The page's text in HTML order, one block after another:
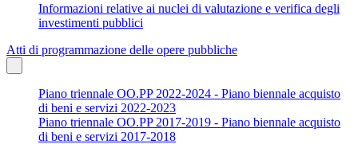
Informazioni relative ai nuclei di valutazione e verifica degli
investimenti pubblici
Atti di programmazione delle opere pubbliche
Piano triennale OO.PP 2022-2024 - Piano biennale acquisto
di beni e servizi 2022-2023
Piano triennale OO.PP 2017-2019 - Piano biennale acquisto
di beni e servizi 2017-2018